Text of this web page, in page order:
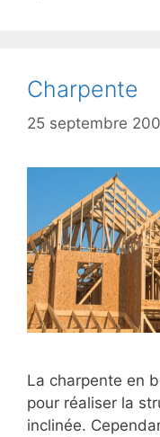
Charpente
25 septembre
La charpente en
pour réaliser la
inclinée.